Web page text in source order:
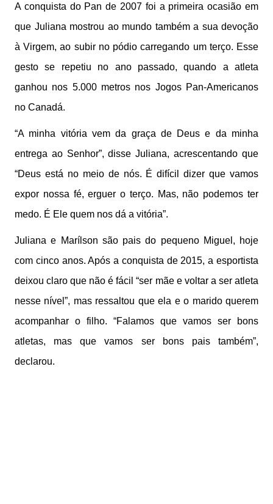
A conquista do Pan de 2007 foi a primeira ocasião em
que Juliana mostrou ao mundo também a sua devoção
à Virgem, ao subir no pódio carregando um terço. Esse
gesto se repetiu no ano passado, quando a atleta
ganhou nos 5.000 metros nos Jogos Pan-Americanos
no Canadá.
“A minha vitória vem da graça de Deus e da minha
entrega ao Senhor”, disse Juliana, acrescentando que
“Deus está no meio de nós. É difícil dizer que vamos
expor nossa fé, erguer o terço. Mas, não podemos ter
medo. É Ele quem nos dá a vitória”.
Juliana e Marílson são pais do pequeno Miguel, hoje
com cinco anos. Após a conquista de 2015, a esportista
deixou claro que não é fácil “ser mãe e voltar a ser atleta
nesse nível”, mas ressaltou que ela e o marido querem
acompanhar o filho. “Falamos que vamos ser bons
atletas, mas que vamos ser bons pais também”,
declarou.